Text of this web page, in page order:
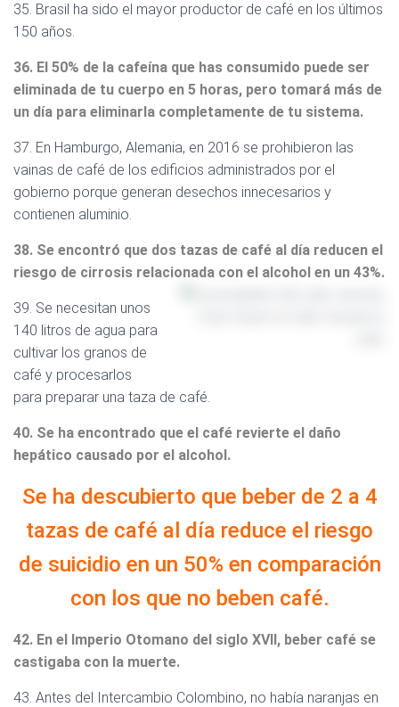
35. Brasil ha sido el mayor productor de café en los últimos
150 años.
36. El 50% de la cafeína que has consumido puede ser
eliminada de tu cuerpo en 5 horas, pero tomará más de
un día para eliminarla completamente de tu sistema.
37. En Hamburgo, Alemania, en 2016 se prohibieron las
vainas de café de los edificios administrados por el
gobierno porque generan desechos innecesarios y
contienen aluminio.
38. Se encontró que dos tazas de café al día reducen el
riesgo de cirrosis relacionada con el alcohol en un 43%.
39. Se necesitan unos
140 litros de agua para
cultivar los granos de
café y procesarlos
para preparar una taza de café.
40. Se ha encontrado que el café revierte el daño
hepático causado por el alcohol.
Se ha descubierto que beber de 2 a 4
tazas de café al día reduce el riesgo
de suicidio en un 50% en comparación
con los que no beben café.
42. En el Imperio Otomano del siglo XVII, beber café se
castigaba con la muerte.
43. Antes del Intercambio Colombino, no había naranjas en